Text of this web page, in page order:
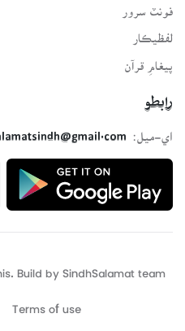
لفظيڪار
پيغامِ قرآن
رابطو
اي-ميل:
Build by
Terms of use